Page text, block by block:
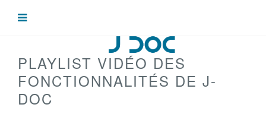
PLAYLIST VIDÉO DES
FONCTIONNALITÉS DE J-
DOC